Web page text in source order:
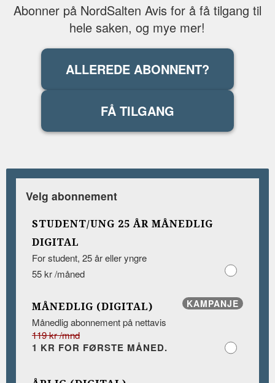
Abonner på NordSalten Avis for å få tilgang til
hele saken, og mye mer!
ALLEREDE ABONNENT?
FÅ TILGANG
Velg abonnement
STUDENT/UNG 25 ÅR MÅNEDLIG
DIGITAL
For student, 25 år eller yngre
55 kr /måned
KAMPANJE
MÅNEDLIG (DIGITAL)
Månedlig abonnement på nettavis
119 kr /mnd
1 KR FOR FØRSTE MÅNED.